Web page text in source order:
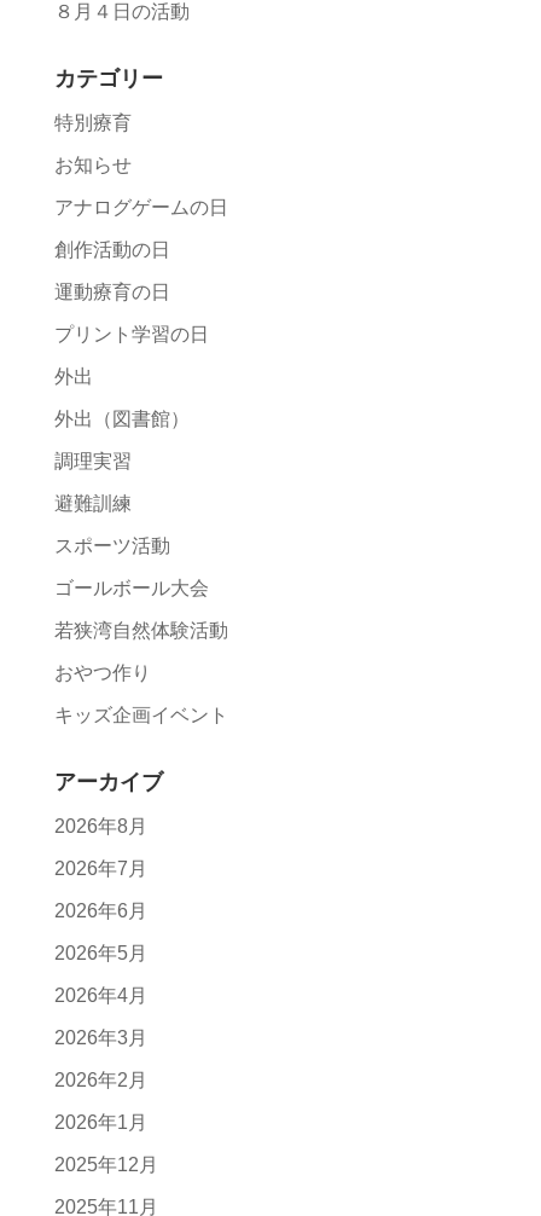
８月４日の活動
カテゴリー
特別療育
お知らせ
アナログゲームの日
創作活動の日
運動療育の日
プリント学習の日
外出
外出（図書館）
調理実習
避難訓練
スポーツ活動
ゴールボール大会
若狭湾自然体験活動
おやつ作り
キッズ企画イベント
アーカイブ
2026年8月
2026年7月
2026年6月
2026年5月
2026年4月
2026年3月
2026年2月
2026年1月
2025年12月
2025年11月